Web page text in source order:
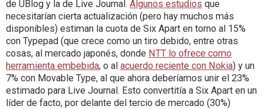
de UBlog y la de Live Journal. Algunos estudios que
necesitarían cierta actualización (pero hay muchos más
disponibles) estiman la cuota de Six Apart en torno al 15%
con Typepad (que crece como un tiro debido, entre otras
cosas, al mercado japonés, donde NTT lo ofrece como
herramienta embebida, o al acuerdo reciente con Nokia) y un
7% con Movable Type, al que ahora deberíamos unir el 23%
estimado para Live Journal. Esto convertitía a Six Apart en un
líder de facto, por delante del tercio de mercado (30%)